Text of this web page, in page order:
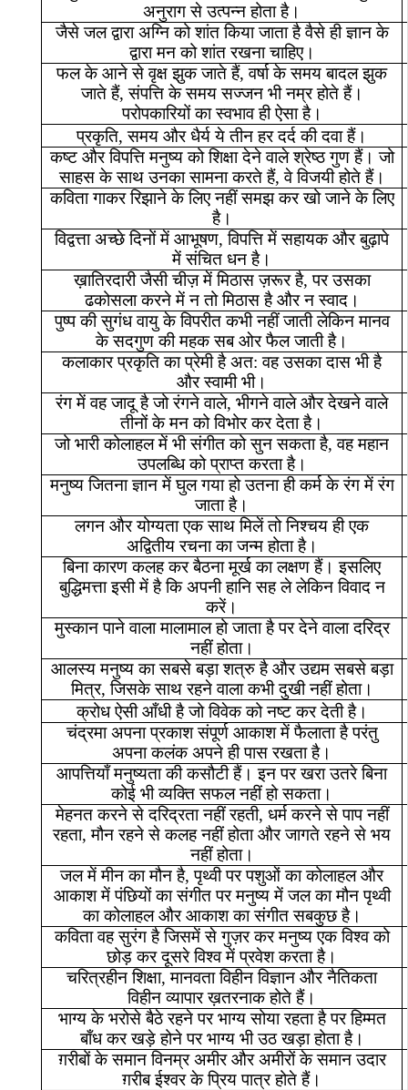
अनुराग से उत्पन्न होता है।
जैसे जल द्वारा अग्नि को शांत किया जाता है वैसे ही ज्ञान के
द्वारा मन को शांत रखना चाहिए।
फल के आने से वृक्ष झुक जाते हैं,वर्षा के समय बादल झुक
जाते हैं,संपत्ति के समय सज्जन भी नम्र होते हैं।
परोपकारियों का स्वभाव ही ऐसा है।
प्रकृति,समय और धैर्य ये तीन हर दर्द की दवा हैं।
कष्ट और विपत्ति मनुष्य को शिक्षा देने वाले श्रेष्ठ गुण हैं। जो
साहस के साथ उनका सामना करते हैं,वे विजयी होते हैं।
कविता गाकर रिझाने के लिए नहीं समझ कर खो जाने के लिए
है।
विद्वत्ता अच्छे दिनों में आभूषण,विपत्ति में सहायक और बुढ़ापे
में संचित धन है।
ख़ातिरदारी जैसी चीज़ में मिठास ज़रूर है,पर उसका
ढकोसला करने में न तो मिठास है और न स्वाद।
पुष्प की सुगंध वायु के विपरीत कभी नहीं जाती लेकिन मानव
के सदगुण की महक सब ओर फैल जाती है।
कलाकार प्रकृति का प्रेमी है अत:वह उसका दास भी है
और स्वामी भी।
रंग में वह जादू है जो रंगने वाले,भीगने वाले और देखने वाले
तीनों के मन को विभोर कर देता है।
जो भारी कोलाहल में भी संगीत को सुन सकता है,वह महान
उपलब्धि को प्राप्त करता है।
मनुष्य जितना ज्ञान में घुल गया हो उतना ही कर्म के रंग में रंग
जाता है।
लगन और योग्यता एक साथ मिलें तो निश्चय ही एक
अद्वितीय रचना का जन्म होता है।
बिना कारण कलह कर बैठना मूर्ख का लक्षण हैं। इसलिए
बुद्धिमत्ता इसी में है कि अपनी हानि सह ले लेकिन विवाद न
करें।
मुस्कान पाने वाला मालामाल हो जाता है पर देने वाला दरिद्र
नहीं होता।
आलस्य मनुष्य का सबसे बड़ा शत्रु है और उद्यम सबसे बड़ा
मित्र,जिसके साथ रहने वाला कभी दुखी नहीं होता।
क्रोध ऐसी आँधी है जो विवेक को नष्ट कर देती है।
चंद्रमा अपना प्रकाश संपूर्ण आकाश में फैलाता है परंतु
अपना कलंक अपने ही पास रखता है।
आपत्तियाँ मनुष्यता की कसौटी हैं। इन पर खरा उतरे बिना
कोई भी व्यक्ति सफल नहीं हो सकता।
मेहनत करने से दरिद्रता नहीं रहती, धर्म करने से पाप नहीं
रहता,मौन रहने से कलह नहीं होता और जागते रहने से भय
नहीं होता।
जल में मीन का मौन है,पृथ्वी पर पशुओं का कोलाहल और
आकाश में पंछियों का संगीत पर मनुष्य में जल का मौन पृथ्वी
का कोलाहल और आकाश का संगीत सबकुछ है।
कविता वह सुरंग है जिसमें से गुज़र कर मनुष्य एक विश्व को
छोड़ कर दूसरे विश्व में प्रवेश करता है।
चरित्रहीन शिक्षा,मानवता विहीन विज्ञान और नैतिकता
विहीन व्यापार ख़तरनाक होते हैं।
भाग्य के भरोसे बैठे रहने पर भाग्य सोया रहता है पर हिम्मत
बाँध कर खड़े होने पर भाग्य भी उठ खड़ा होता है।
ग़रीबों के समान विनम्र अमीर और अमीरों के समान उदार
ग़रीब ईश्वर के प्रिय पात्र होते हैं।